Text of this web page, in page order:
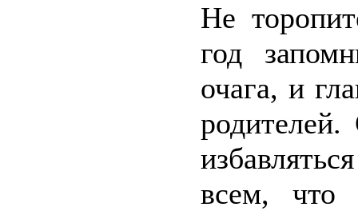
Не
год
очага, и
всем, что